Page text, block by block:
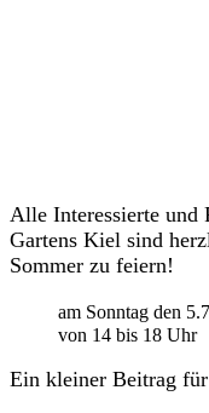
Alle Interessierte und
Gartens Kiel sind
Sommer zu feiern!
am Sonntag den
von 14 bis 18 Uhr
Ein kleiner Beitrag